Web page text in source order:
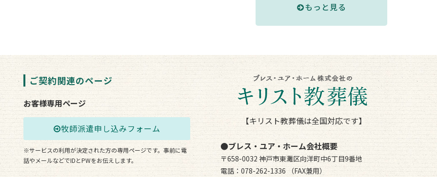
もっと見る
ご契約関連のページ
お客様専用ページ
牧師派遣申し込みフォーム
※サービスの利用が決定された方の専用ページです。事前に電
話やメールなどでIDとPWをお伝えします。
【キリスト教葬儀は全国対応です】
●ブレス・ユア・ホーム会社概要
〒658-0032 神戸市東灘区向洋町中6丁目9番地
電話：078-262-1336 （FAX兼用）